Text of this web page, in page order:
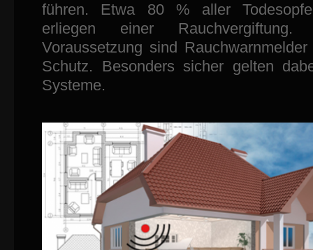
führen. Etwa 80 % aller
erliegen einer
Voraussetzung sind
Schutz. Besonders sicher gelten
Systeme.